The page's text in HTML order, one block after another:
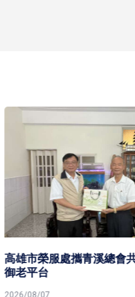
青溪總會共築安心